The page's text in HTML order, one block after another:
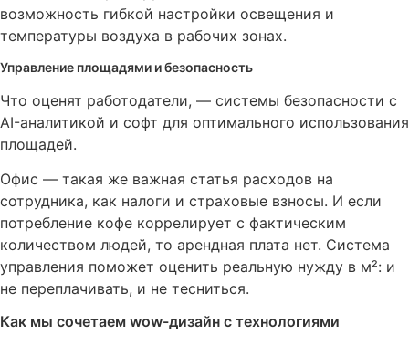
возможность гибкой настройки освещения и
температуры воздуха в рабочих зонах.
Управление площадями и безопасность
Что оценят работодатели, — системы безопасности с
AI-аналитикой и софт для оптимального использования
площадей.
Офис — такая же важная статья расходов на
сотрудника, как налоги и страховые взносы. И если
потребление кофе коррелирует с фактическим
количеством людей, то арендная плата нет. Система
управления поможет оценить реальную нужду в м²: и
не переплачивать, и не тесниться.
Как мы сочетаем wow-дизайн с технологиями